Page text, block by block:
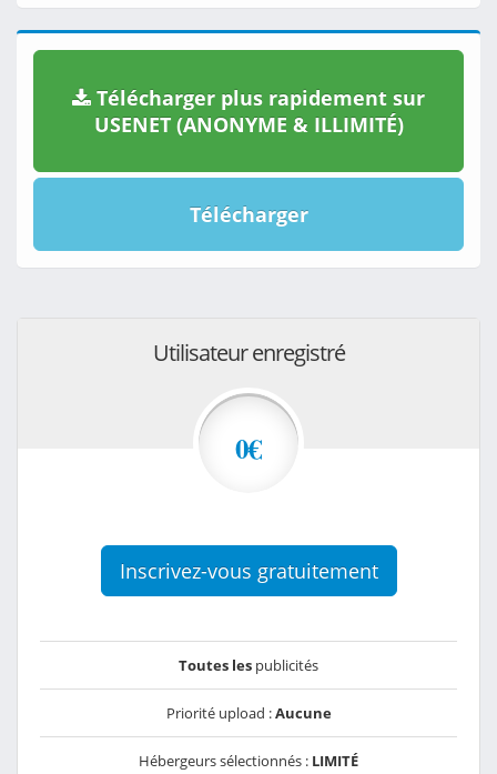
Télécharger plus rapidement sur
USENET (ANONYME & ILLIMITÉ)
Télécharger
Utilisateur enregistré
0€
Inscrivez-vous gratuitement
Toutes les publicités
Priorité upload :Aucune
Hébergeurs sélectionnés : LIMITÉ